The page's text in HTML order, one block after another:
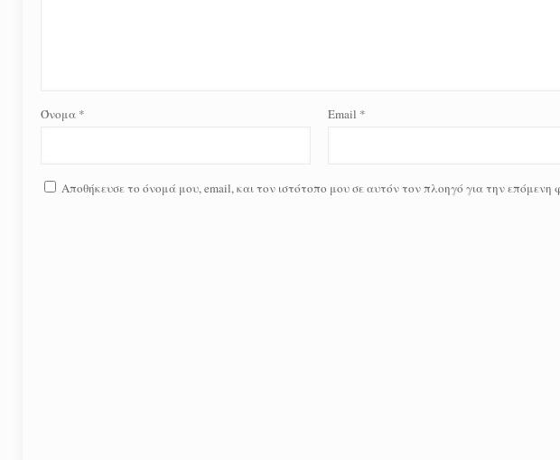
Όνομα * Email *
Αποθήκευσε το όνομά μου, email, και τον ιστότοπο μου σε αυτόν τον πλοηγό για την